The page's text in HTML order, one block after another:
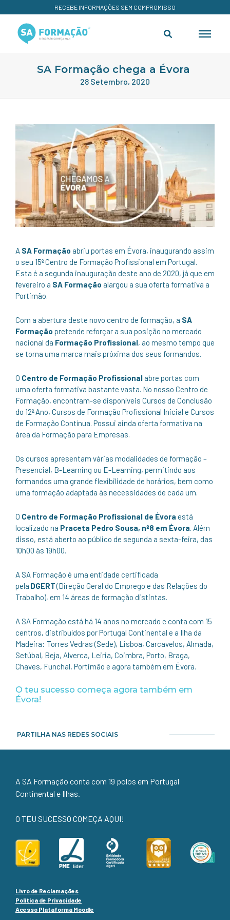
RECEBE INFORMAÇÕES SEM COMPROMISSO
SA Formação chega a Évora
28 Setembro, 2020
A SA Formação abriu portas em Évora, inaugurando assim
o seu 15º Centro de Formação Profissional em Portugal.
Esta é a segunda inauguração deste ano de 2020, já que em
fevereiro a SA Formação alargou a sua oferta formativa a
Portimão.
Com a abertura deste novo centro de formação, a SA
Formação pretende reforçar a sua posição no mercado
nacional da Formação Profissional, ao mesmo tempo que
se torna uma marca mais próxima dos seus formandos.
O Centro de Formação Profissional abre portas com
uma oferta formativa bastante vasta. No nosso Centro de
Formação, encontram-se disponíveis Cursos de Conclusão
do 12º Ano, Cursos de Formação Profissional Inicial e Cursos
de Formação Contínua. Possui ainda oferta formativa na
área da Formação para Empresas.
Os cursos apresentam várias modalidades de formação –
Presencial, B-Learning ou E-Learning, permitindo aos
formandos uma grande flexibilidade de horários, bem como
uma formação adaptada às necessidades de cada um.
O Centro de Formação Profissional de Évora está
localizado na Praceta Pedro Sousa, nº8 em Évora . Além
disso, está aberto ao público de segunda a sexta-feira, das
10h00 às 19h00.
A SA Formação é uma entidade certificada
pela DGERT(Direção Geral do Emprego e das Relações do
Trabalho), em 14 áreas de formação distintas.
A SA Formação está há 14 anos no mercado e conta com 15
centros, distribuídos por Portugal Continental e a Ilha da
Madeira: Torres Vedras (Sede), Lisboa, Carcavelos, Almada,
Setúbal, Beja, Alverca, Leiria, Coimbra, Porto, Braga,
Chaves, Funchal, Portimão e agora também em Évora.
O teu sucesso começa agora também em
Évora!
PARTILHA NAS REDES SOCIAIS
A SA Formação conta com 19 polos em Portugal
Continental e Ilhas.
O TEU SUCESSO COMEÇA AQUI!
Livro de Reclamações
Política de Privacidade
Acesso Plataforma Moodle